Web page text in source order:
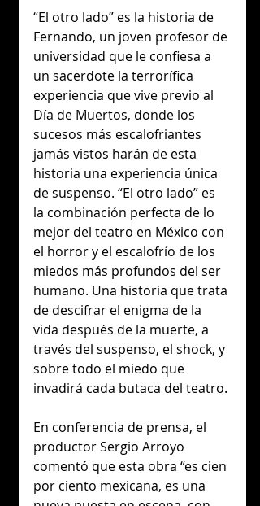
“El otro lado” es la historia de
Fernando, un joven profesor de
universidad que le confiesa a
un sacerdote la terrorífica
experiencia que vive previo al
Día de Muertos, donde los
sucesos más escalofriantes
jamás vistos harán de esta
historia una experiencia única
de suspenso. “El otro lado” es
la combinación perfecta de lo
mejor del teatro en México con
el horror y el escalofrío de los
miedos más profundos del ser
humano. Una historia que trata
de descifrar el enigma de la
vida después de la muerte, a
través del suspenso, el shock, y
sobre todo el miedo que
invadirá cada butaca del teatro.
En conferencia de prensa, el
productor Sergio Arroyo
comentó que esta obra “es cien
por ciento mexicana, es una